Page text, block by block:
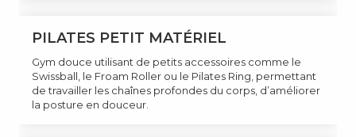
PILATES PETIT MATÉRIEL
Gym douce utilisant de petits accessoires comme le
Swissball, le Froam Roller ou le Pilates Ring, permettant
de travailler les chaînes profondes du corps, d’améliorer
la posture en douceur.